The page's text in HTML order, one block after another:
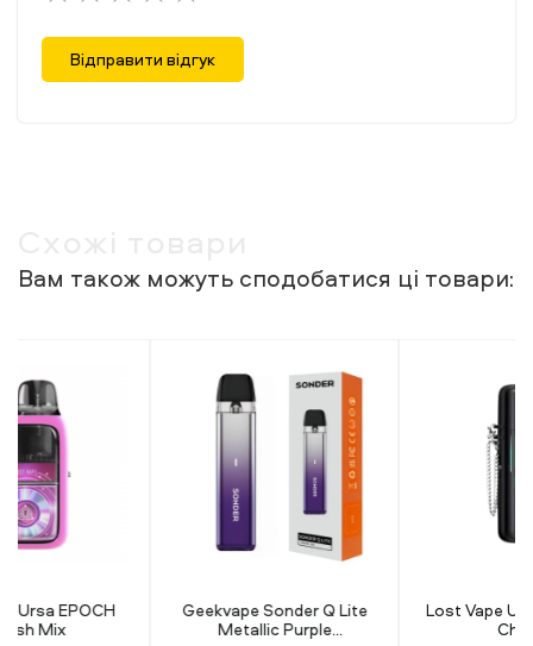
Відправити відгук
Вам також можуть сподобатися ці товари:
Geekvape Sonder Q Lite
Lost Vape Ursa CAP Solo